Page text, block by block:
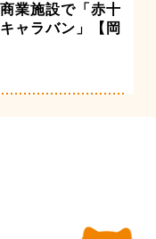
業施設で「赤十
ャラバン」【岡